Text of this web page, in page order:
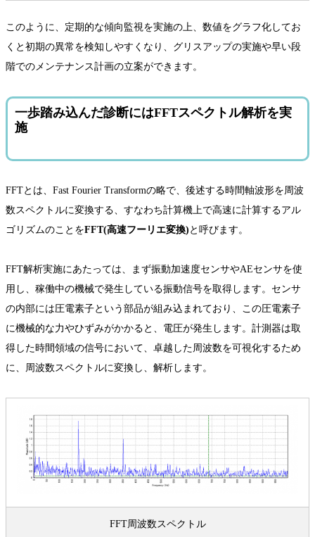
このように、定期的な傾向監視を実施の上、数値をグラフ化してお
くと初期の異常を検知しやすくなり、グリスアップの実施や早い段
階でのメンテナンス計画の立案ができます。
一歩踏み込んだ診断にはFFTスペクトル解析を実
施
FFTとは、Fast Fourier Transformの略で、後述する時間軸波形を周波
数スペクトルに変換する、すなわち計算機上で高速に計算するアル
ゴリズムのことをFFT(高速フーリエ変換) と呼びます。
FFT解析実施にあたっては、まず振動加速度センサやAEセンサを使
用し、稼働中の機械で発生している振動信号を取得します。センサ
の内部には圧電素子という部品が組み込まれており、この圧電素子
に機械的な力やひずみがかかると、電圧が発生します。計測器は取
得した時間領域の信号において、卓越した周波数を可視化するため
に、周波数スペクトルに変換し、解析します。
FFT周波数スペクトル